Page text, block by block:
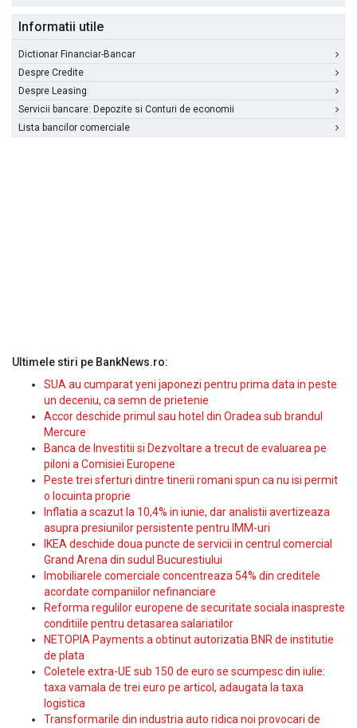
Informatii utile
Dictionar Financiar-Bancar
Despre Credite
Despre Leasing
Servicii bancare: Depozite si Conturi de economii
Lista bancilor comerciale
Ultimele stiri pe BankNews.ro:
SUA au cumparat yeni japonezi pentru prima data in peste
un deceniu, ca semn de prietenie
Accor deschide primul sau hotel din Oradea sub brandul
Mercure
Banca de Investitii si Dezvoltare a trecut de evaluarea pe
piloni a Comisiei Europene
Peste trei sferturi dintre tinerii romani spun ca nu isi permit
o locuinta proprie
Inflatia a scazut la 10,4% in iunie, dar analistii avertizeaza
asupra presiunilor persistente pentru IMM-uri
IKEA deschide doua puncte de servicii in centrul comercial
Grand Arena din sudul Bucurestiului
Imobiliarele comerciale concentreaza 54% din creditele
acordate companiilor nefinanciare
Reforma regulilor europene de securitate sociala inaspreste
conditiile pentru detasarea salariatilor
NETOPIA Payments a obtinut autorizatia BNR de institutie
de plata
Coletele extra-UE sub 150 de euro se scumpesc din iulie:
taxa vamala de trei euro pe articol, adaugata la taxa
logistica
Transformarile din industria auto ridica noi provocari de